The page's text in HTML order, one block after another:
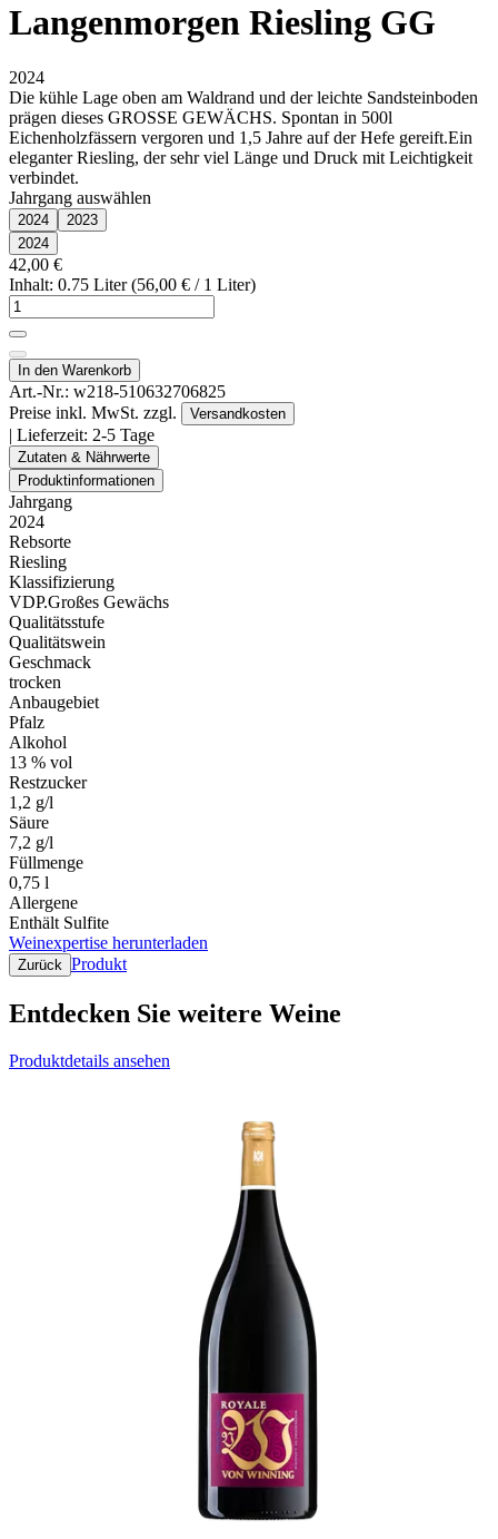
Langenmorgen Riesling GG
2024
Die kühle Lage oben am Waldrand und der leichte Sandsteinboden
prägen dieses GROSSE GEWÄCHS. Spontan in 500l
Eichenholzfässern vergoren und 1,5 Jahre auf der Hefe gereift.Ein
eleganter Riesling, der sehr viel Länge und Druck mit Leichtigkeit
verbindet.
Jahrgang auswählen
2024
2023
2024
42,00 €
Inhalt: 0.75 Liter (56,00 € / 1 Liter)
In den Warenkorb
Art.-Nr.: w218-510632706825
Preise inkl. MwSt. zzgl.
Versandkosten
| Lieferzeit: 2-5 Tage
Zutaten & Nährwerte
Produktinformationen
Jahrgang
2024
Rebsorte
Riesling
Klassifizierung
VDP.Großes Gewächs
Qualitätsstufe
Qualitätswein
Geschmack
trocken
Anbaugebiet
Pfalz
Alkohol
13 % vol
Restzucker
1,2 g/l
Säure
7,2 g/l
Füllmenge
0,75 l
Allergene
Enthält Sulfite
Weinexpertise herunterladen
Zurück Produkt
Entdecken Sie weitere Weine
Produktdetails ansehen